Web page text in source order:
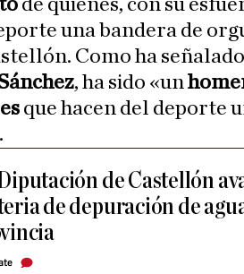
de quienes, con su
una bandera de
Como ha
, ha sido «un
que hacen del deporte
de Castellón
de depuración de